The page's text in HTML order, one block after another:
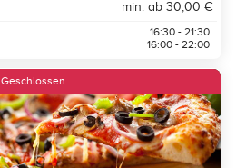
min. ab 30,00 €
16:30 - 21:30
16:00 - 22:00
Geschlossen